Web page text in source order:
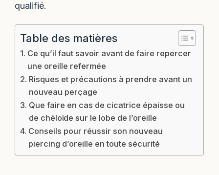
qualifié.
Table des matières
Ce qu’il faut savoir avant de faire repercer
une oreille refermée
Risques et précautions à prendre avant un
nouveau perçage
Que faire en cas de cicatrice épaisse ou
de chéloïde sur le lobe de l’oreille
Conseils pour réussir son nouveau
piercing d’oreille en toute sécurité